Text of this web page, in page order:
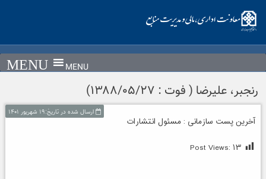
content
MENU
رنجبر، علیرضا ( فوت : ۱۳۸۸/۰۵/۲۷)
ارسال شده در تاریخ:۱۹ شهریور ۱۴۰۱
آخرین پست سازمانی : مسئول انتشارات
Post Views: ۱۳